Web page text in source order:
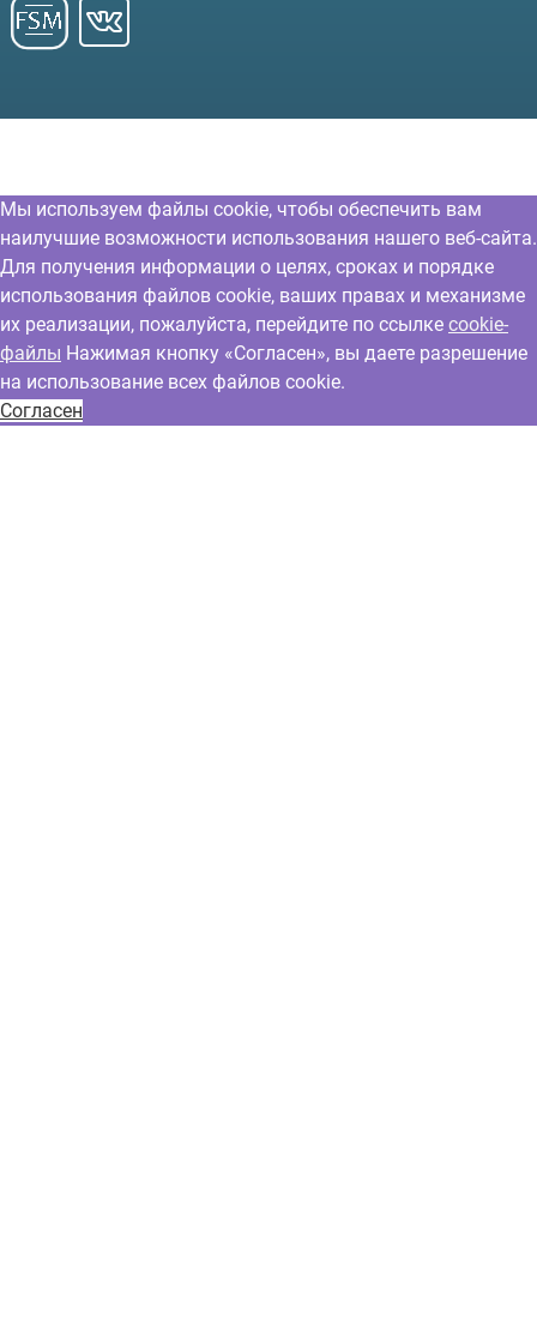
Мы используем файлы cookie, чтобы обеспечить вам
наилучшие возможности использования нашего веб-сайта.
Для получения информации о целях, сроках и порядке
использования файлов cookie, ваших правах и механизме
их реализации, пожалуйста, перейдите по ссылке cookie-
файлы Нажимая кнопку «Согласен», вы даете разрешение
на использование всех файлов cookie.
Согласен